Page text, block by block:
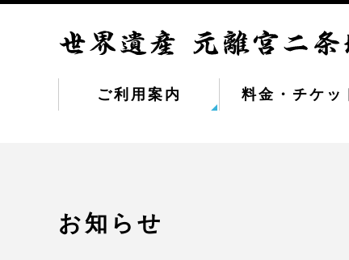
ご利用案内 料金・チケッ
お知らせ